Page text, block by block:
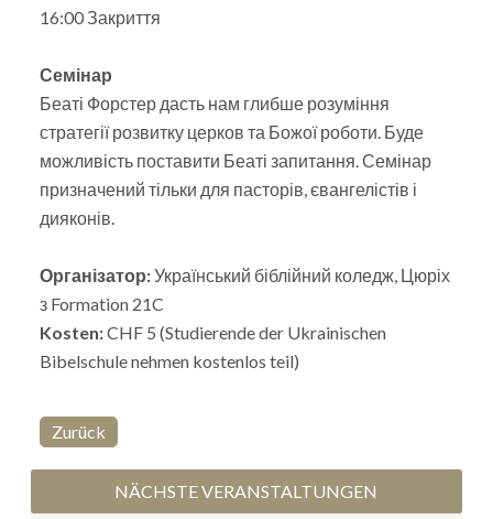
16:00 Закриття
Семінар
Беаті Форстер дасть нам глибше розуміння
стратегії розвитку церков та Божої роботи. Буде
можливість поставити Беаті запитання. Семінар
призначений тільки для пасторів, євангелістів і
дияконів.
Організатор:Український біблійний коледж, Цюріх
з Formation 21C
Kosten:CHF 5 (Studierende der Ukrainischen
Bibelschule nehmen kostenlos teil)
Zurück
NÄCHSTE VERANSTALTUNGEN